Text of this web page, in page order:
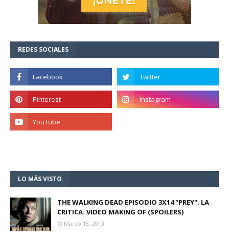
REDES SOCIALES
LO MÁS VISTO
THE WALKING DEAD EPISODIO 3X14 "PREY". LA
CRITICA. VIDEO MAKING OF (SPOILERS)
Marzo 18, 2013